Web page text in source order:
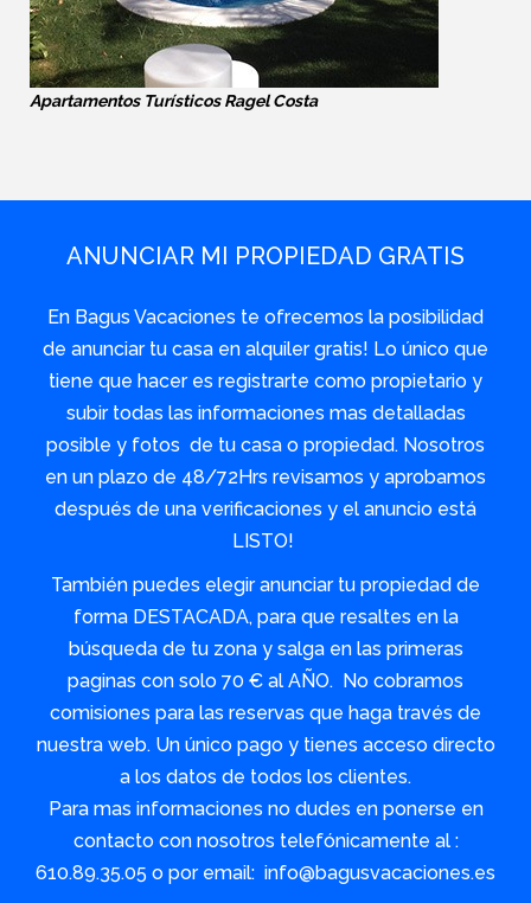
Apartamentos Turísticos Ragel Costa
ANUNCIAR MI PROPIEDAD GRATIS
En Bagus Vacaciones te ofrecemos la posibilidad
de anunciar tu casa en alquiler gratis! Lo único que
tiene que hacer es registrarte como propietario y
subir todas las informaciones mas detalladas
posible y fotos de tu casa o propiedad. Nosotros
en un plazo de 48/72Hrs revisamos y aprobamos
después de una verificaciones y el anuncio está
LISTO!
También puedes elegir anunciar tu propiedad de
forma DESTACADA, para que resaltes en la
búsqueda de tu zona y salga en las primeras
paginas con solo 70 € al AÑO. No cobramos
comisiones para las reservas que haga través de
nuestra web. Un único pago y tienes acceso directo
a los datos de todos los clientes.
Para mas informaciones no dudes en ponerse en
contacto con nosotros telefónicamente al :
610.89.35.05 o por email: info@bagusvacaciones.es